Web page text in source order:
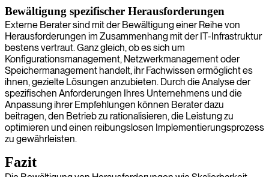
Bewältigung spezifischer Herausforderungen
Externe Berater sind mit der Bewältigung einer Reihe von
Herausforderungen im Zusammenhang mit der IT-Infrastruktur
bestens vertraut. Ganz gleich, ob es sich um
Konfigurationsmanagement, Netzwerkmanagement oder
Speichermanagement handelt, ihr Fachwissen ermöglicht es
ihnen, gezielte Lösungen anzubieten. Durch die Analyse der
spezifischen Anforderungen Ihres Unternehmens und die
Anpassung ihrer Empfehlungen können Berater dazu
beitragen, den Betrieb zu rationalisieren, die Leistung zu
optimieren und einen reibungslosen Implementierungsprozess
zu gewährleisten.
Fazit